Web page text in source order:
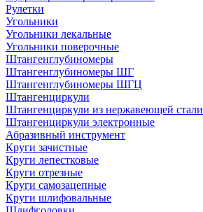
Рулетки
Угольники
Угольники лекальные
Угольники поверочные
Штангенглубиномеры
Штангенглубиномеры ШГ
Штангенглубиномеры ШГЦ
Штангенциркули
Штангенциркули из нержавеющей стали
Штангенциркули электронные
Абразивный инструмент
Круги зачистные
Круги лепестковые
Круги отрезные
Круги самозацепные
Круги шлифовальные